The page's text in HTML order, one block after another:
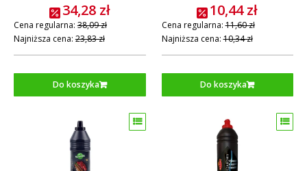
34,28 zł
Cena regularna: 38,09 zł
Najniższa cena: 23,83 zł
Do koszyka
10,44 zł
Cena regularna: 11,60 zł
Najniższa cena: 10,34 zł
Do koszyka